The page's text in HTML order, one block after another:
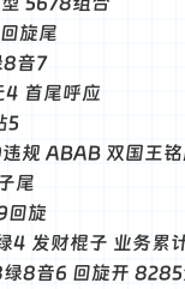
旋尾
8音7
首尾呼应
5
规 ABAB 双国王铭
尾
回旋
发财棍子 业务累
8音6 回旋开 8285